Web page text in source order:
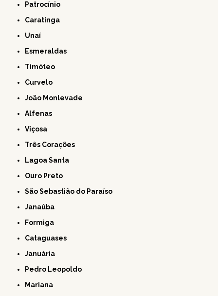
Patrocínio
Caratinga
Unaí
Esmeraldas
Timóteo
Curvelo
João Monlevade
Alfenas
Viçosa
Três Corações
Lagoa Santa
Ouro Preto
São Sebastião do Paraíso
Janaúba
Formiga
Cataguases
Januária
Pedro Leopoldo
Mariana